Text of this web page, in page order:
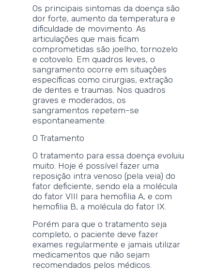
Os principais sintomas da doença são
dor forte, aumento da temperatura e
dificuldade de movimento. As
articulações que mais ficam
comprometidas são joelho, tornozelo
e cotovelo. Em quadros leves, o
sangramento ocorre em situações
específicas como cirurgias, extração
de dentes e traumas. Nos quadros
graves e moderados, os
sangramentos repetem-se
espontaneamente.
O Tratamento
O tratamento para essa doença evoluiu
muito. Hoje é possível fazer uma
reposição intra venoso (pela veia) do
fator deficiente, sendo ela a molécula
do fator VIII para hemofilia A, e com
hemofilia B, a molécula do fator IX.
Porém para que o tratamento seja
completo, o paciente deve fazer
exames regularmente e jamais utilizar
medicamentos que não sejam
recomendados pelos médicos.